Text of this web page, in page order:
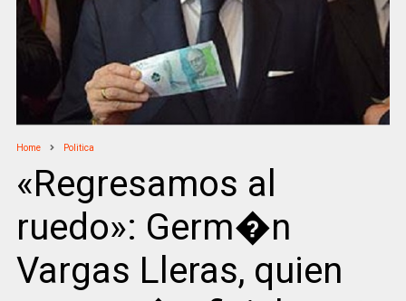
Home Politica
«Regresamos al
ruedo»: Germ�n
Vargas Lleras, quien